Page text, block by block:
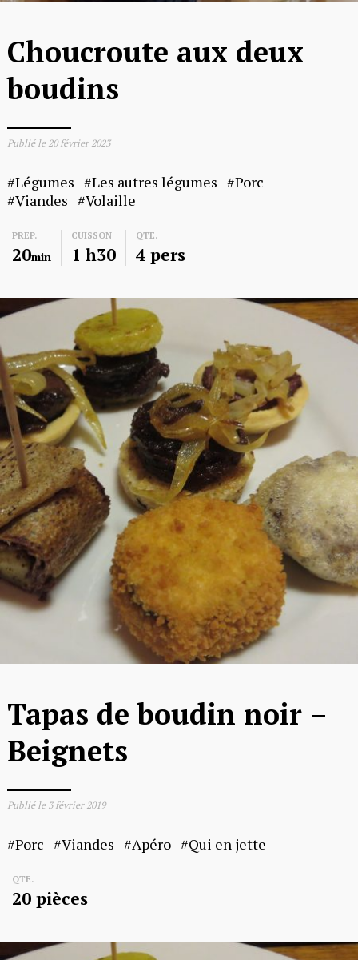
Choucroute aux deux
boudins
Publié le 20 février 2023
Légumes Les autres légumes
Porc
Viandes
Volaille
PREP.
20min
CUISSON
1 h30
QTE.
4 pers
Tapas de boudin noir –
Beignets
Publié le 3 février 2019
Porc Viandes Apéro Qui en jette
QTE.
20 pièces